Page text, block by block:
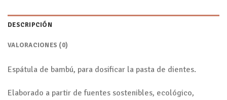
DESCRIPCIÓN
VALORACIONES (0)
Espátula de bambú, para dosificar la pasta de dientes.
Elaborado a partir de fuentes sostenibles, ecológico,